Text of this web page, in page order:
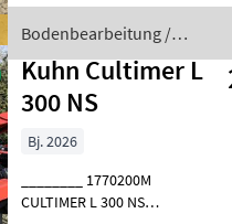
Bodenbearbeitung /
Kuhn
Kuhn Cultimer L
300 NS
Bj. 2026
________ 1770200M
CULTIMER L 300 NS